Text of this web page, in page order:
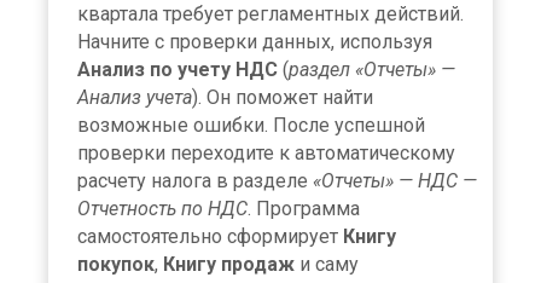
квартала требует регламентных действий.
Начните с проверки данных, используя
Анализ по учету НДС (раздел «Отчеты» —
Анализ учета). Он поможет найти
возможные ошибки. После успешной
проверки переходите к автоматическому
расчету налога в разделе «Отчеты» — НДС —
Отчетность по НДС . Программа
самостоятельно сформирует Книгу
покупок, Книгу продаж и саму